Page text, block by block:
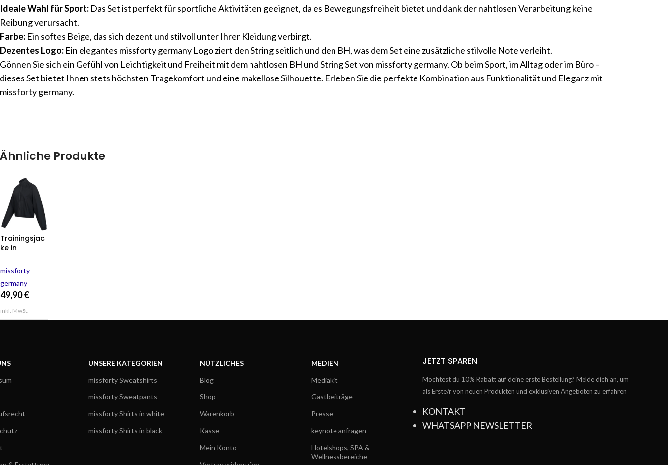
Ideale Wahl für Sport: Das Set ist perfekt für sportliche Aktivitäten geeignet, da es Bewegungsfreiheit bietet und dank der nahtlosen Verarbeitung keine
Reibung verursacht.
Farbe: Ein softes Beige, das sich dezent und stilvoll unter Ihrer Kleidung verbirgt.
Dezentes Logo: Ein elegantes missforty germany Logo ziert den String seitlich und den BH, was dem Set eine zusätzliche stilvolle Note verleiht.
Gönnen Sie sich ein Gefühl von Leichtigkeit und Freiheit mit dem nahtlosen BH und String Set von missforty germany. Ob beim Sport, im Alltag oder im Büro –
dieses Set bietet Ihnen stets höchsten Tragekomfort und eine makellose Silhouette. Erleben Sie die perfekte Kombination aus Funktionalität und Eleganz mit
missforty germany.
Ähnliche Produkte
Trainingsjac
ke in
missforty
missforty
germany
49,90€
inkl. MwSt.
UNSERE KATEGORIEN
missforty Sweatshirts
missforty Sweatpants
missforty Shirts in white
missforty Shirts in black
NÜTZLICHES
Blog
Shop
Warenkorb
Kasse
Mein Konto
MEDIEN
Mediakit
Gastbeiträge
Presse
keynote anfragen
Hotelshops, SPA &
Wellnessbereiche
JETZT SPAREN
Möchtest du 10% Rabatt auf deine erste Bestellung? Melde dich an, um
als Erste/r von neuen Produkten und exklusiven Angeboten zu erfahren
KONTAKT
WHATSAPP NEWSLETTER